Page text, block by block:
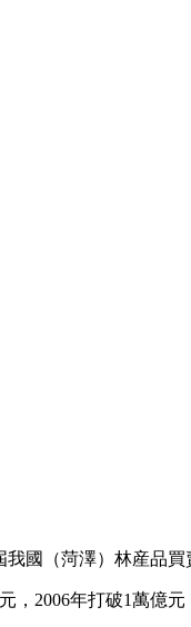
國（菏澤）林産品
，2006年打破1萬億